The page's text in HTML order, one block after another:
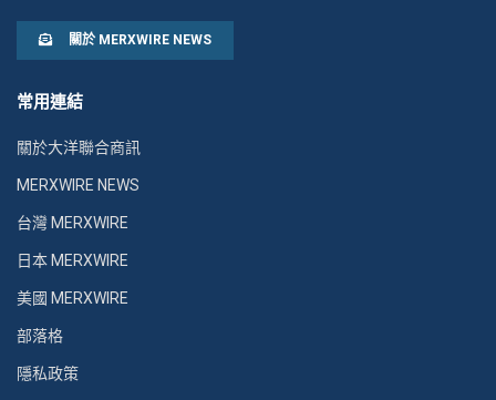
關於 MERXWIRE NEWS
常用連結
關於大洋聯合商訊
MERXWIRE NEWS
台灣 MERXWIRE
日本 MERXWIRE
美國 MERXWIRE
部落格
隱私政策